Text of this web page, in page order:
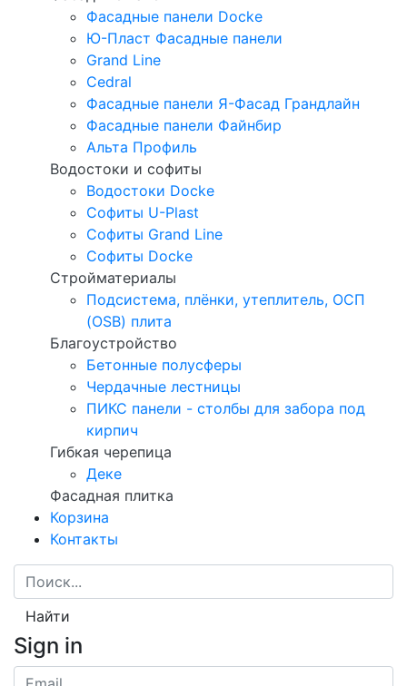
Фасадные панели Docke
Ю-Пласт Фасадные панели
Grand Line
Cedral
Фасадные панели Я-Фасад Грандлайн
Фасадные панели Файнбир
Альта Профиль
Водостоки и софиты
Водостоки Docke
Софиты U-Plast
Софиты Grand Line
Софиты Docke
Стройматериалы
Подсистема, плёнки, утеплитель, ОСП
(OSB) плита
Благоустройство
Бетонные полусферы
Чердачные лестницы
ПИКС панели - столбы для забора под
кирпич
Гибкая черепица
Деке
Фасадная плитка
Корзина
Контакты
Найти
Sign in